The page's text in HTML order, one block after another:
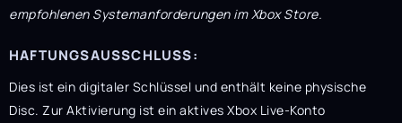
empfohlenen Systemanforderungen im Xbox Store.
HAFTUNGSAUSSCHLUSS:
Dies ist ein digitaler Schlüssel und enthält keine physische
Disc. Zur Aktivierung ist ein aktives Xbox Live-Konto